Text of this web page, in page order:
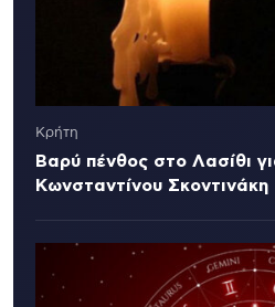
Κρήτη
Βαρύ πένθος στο Λασίθι
Κωνσταντίνου Σκοντινάκη